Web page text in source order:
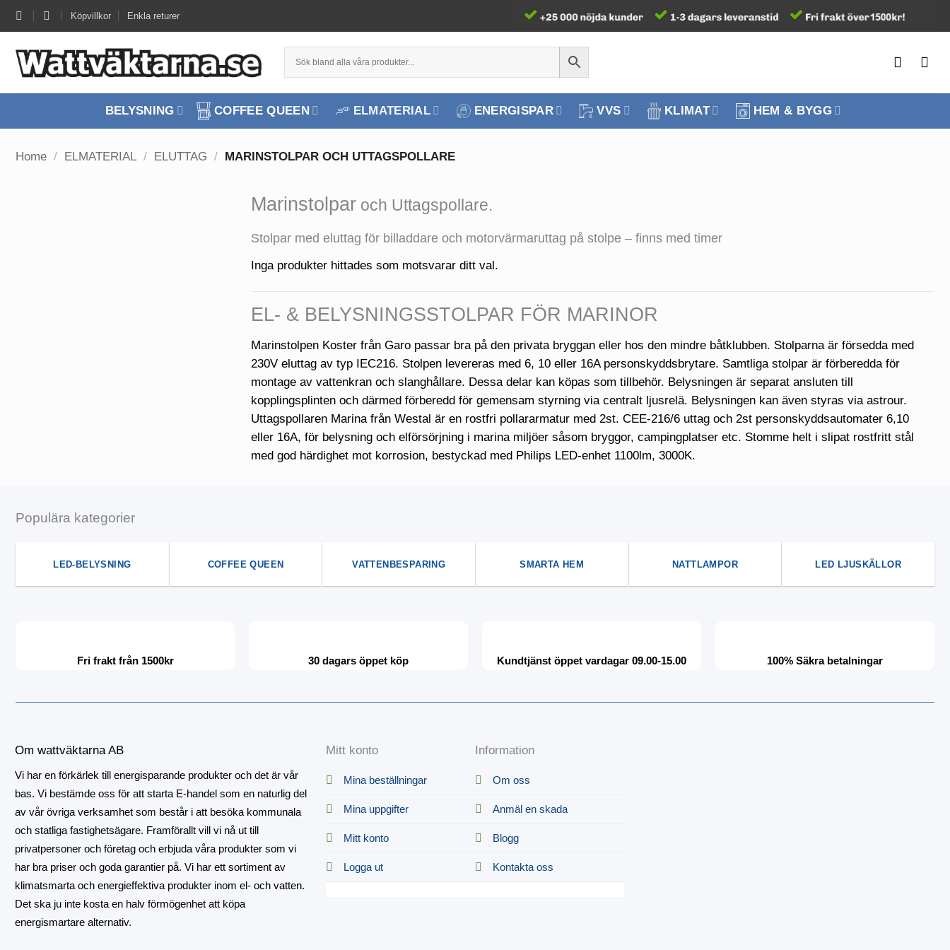
Skip
Köpvillkor Enkla returer
BELYSNING COFFEE QUEEN ELMATERIAL ENERGISPAR VVS KLIMAT HEM & BYGG
Home / ELMATERIAL / ELUTTAG / MARINSTOLPAR OCH UTTAGSPOLLARE
Marinstolparoch Uttagspollare.
Stolpar med eluttag för billaddare och motorvärmaruttag på stolpe – finns med timer
Inga produkter hittades som motsvarar ditt val.
EL- & BELYSNINGSSTOLPAR FÖR MARINOR
Marinstolpen Koster från Garo passar bra på den privata bryggan eller hos den mindre båtklubben. Stolparna är försedda med
230V eluttag av typ IEC216. Stolpen levereras med 6, 10 eller 16A personskyddsbrytare. Samtliga stolpar är förberedda för
montage av vattenkran och slanghållare. Dessa delar kan köpas som tillbehör. Belysningen är separat ansluten till
kopplingsplinten och därmed förberedd för gemensam styrning via centralt ljusrelä. Belysningen kan även styras via astrour.
Uttagspollaren Marina från Westal är en rostfri pollararmatur med 2st. CEE-216/6 uttag och 2st personskyddsautomater 6,10
eller 16A, för belysning och elförsörjning i marina miljöer såsom bryggor, campingplatser etc. Stomme helt i slipat rostfritt stål
med god härdighet mot korrosion, bestyckad med Philips LED-enhet 1100lm, 3000K.
Populära kategorier
LED-BELYSNING COFFEE QUEEN VATTENBESPARING SMARTA HEM NATTLAMPOR LED LJUSKÄLLOR
Fri frakt från 1500kr 30 dagars öppet köp Kundtjänst öppet vardagar 09.00-15.00 100% Säkra betalningar
Om wattväktarna AB
Vi har en förkärlek till energisparande produkter och det är vår
bas. Vi bestämde oss för att starta E-handel som en naturlig del
av vår övriga verksamhet som består i att besöka kommunala
och statliga fastighetsägare. Framförallt vill vi nå ut till
privatpersoner och företag och erbjuda våra produkter som vi
har bra priser och goda garantier på. Vi har ett sortiment av
klimatsmarta och energieffektiva produkter inom el- och vatten.
Det ska ju inte kosta en halv förmögenhet att köpa
energismartare alternativ.
Mitt konto
Mina beställningar
Mina uppgifter
Mitt konto
Logga ut
Information
Om oss
Anmäl en skada
Blogg
Kontakta oss